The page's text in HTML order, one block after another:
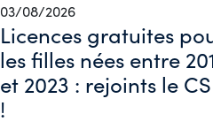
03/08/2026
Licences gratuites
les filles nées entre
et 2023 : rejoints le
!